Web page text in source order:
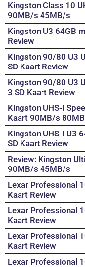
Kingston Class 10
90MB/s 45MB/s
Kingston U3 64GB
Review
Kingston 90/80 U3
SD Kaart Review
Kingston 90/80 U3
3 SD Kaart Review
Kingston UHS-I
Kaart 90MB/s
Kingston UHS-I U3
SD Kaart Review
Review: Kingston
90MB/s 45MB/s
Lexar Professional
Kaart Review
Lexar Professional
Kaart Review
Lexar Professional
Kaart Review
Lexar Professional